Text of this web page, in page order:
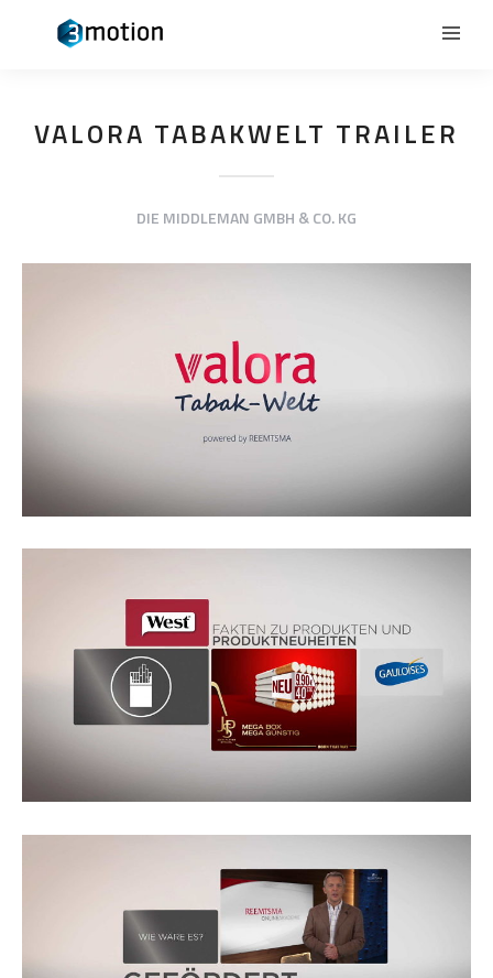
VALORA TABAKWELT TRAILER
DIE MIDDLEMAN GMBH & CO. KG